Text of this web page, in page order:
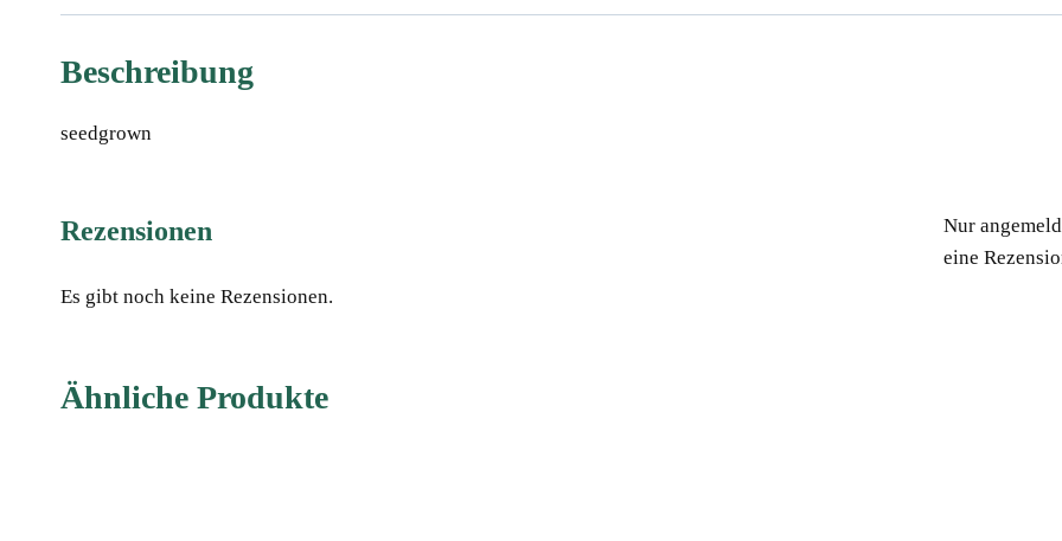
Beschreibung
seedgrown
Rezensionen
Es gibt noch keine Rezensionen.
Nur
eine
Ähnliche Produkte